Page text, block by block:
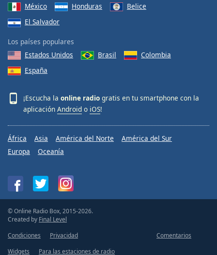
México
Honduras
Belice
El Salvador
Los países populares
Estados Unidos
Brasil
Colombia
España
¡Escucha la online radio gratis en tu smartphone con la
aplicación Android o iOS!
África Asia América del Norte
América del Sur
Europa
Oceanía
© Online Radio Box, 2015-2026.
Created by Final Level
Condiciones
Privacidad
Comentarios
Widgets
Para las estaciones de radio